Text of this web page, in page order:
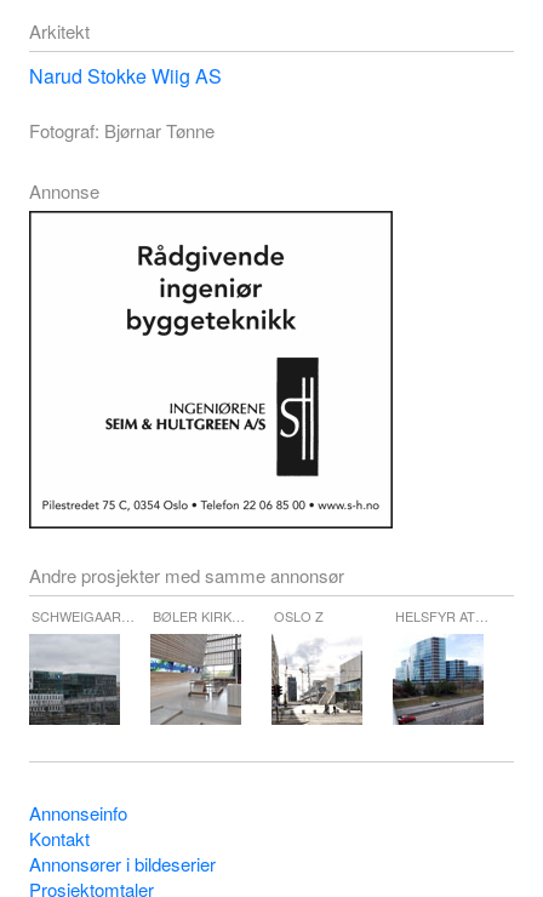
Arkitekt
Narud Stokke Wiig AS
Fotograf: Bjørnar Tønne
Annonse
Andre prosjekter med samme annonsør
SCHWEIGAAR… BØLER KIRK… OSLO Z HELSFYR AT…
Annonseinfo
Kontakt
Annonsører i bildeserier
Prosjektomtaler